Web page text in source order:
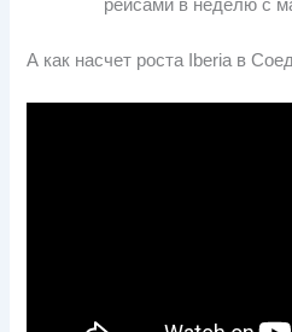
рейсами в неделю с
А как насчет роста Iberia в